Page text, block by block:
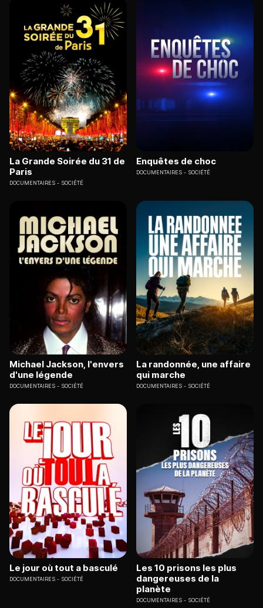
La Grande Soirée du 31 de
Paris
DOCUMENTAIRES SOCIÉTÉ
Enquêtes de choc
DOCUMENTAIRES SOCIÉTÉ
Michael Jackson, l'envers
d'une légende
DOCUMENTAIRES SOCIÉTÉ
La randonnée, une affaire
qui marche
DOCUMENTAIRES SOCIÉTÉ
Le jour où tout a basculé
DOCUMENTAIRES SOCIÉTÉ
Les 10 prisons les plus
dangereuses de la
planète
DOCUMENTAIRES SOCIÉTÉ